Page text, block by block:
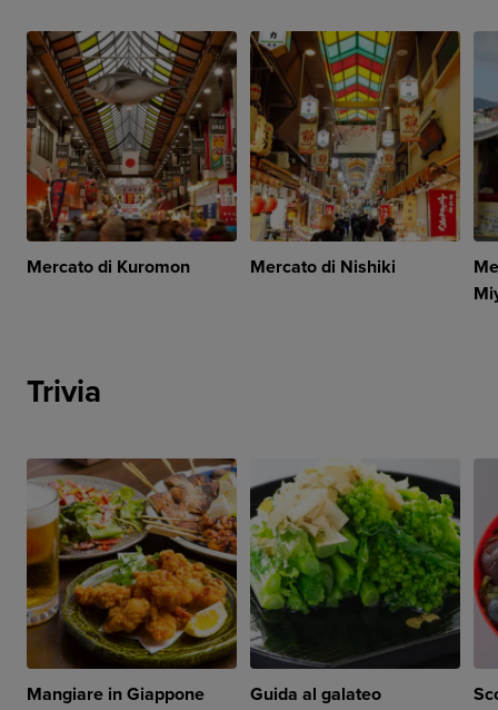
Mercato di Kuromon Mercato di Nishiki
Trivia
Mangiare in Giappone
Guida al galateo